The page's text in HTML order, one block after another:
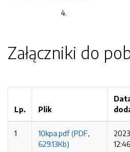
Załączniki do
Lp. Plik
1
10kpa.pdf (PDF,
629.13Kb)